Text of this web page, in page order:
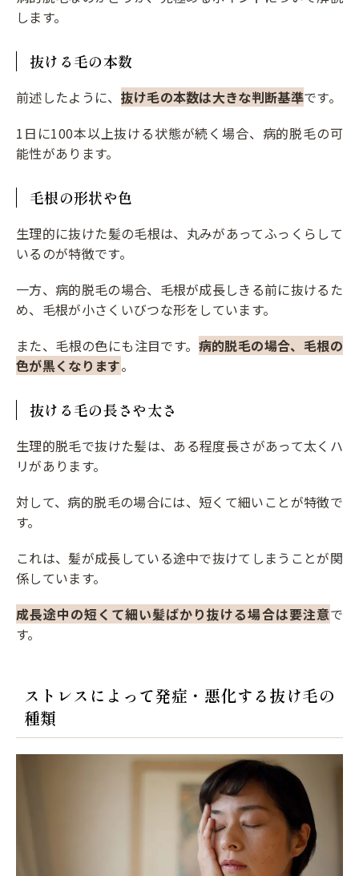
します。
抜ける毛の本数
前述したように、 抜け毛の本数は大きな判断基準です。
1日に100本以上抜ける状態が続く場合、病的脱毛の可
能性があります。
毛根の形状や色
生理的に抜けた髪の毛根は、丸みがあってふっくらして
いるのが特徴です。
一方、病的脱毛の場合、毛根が成長しきる前に抜けるた
め、毛根が小さくいびつな形をしています。
また、毛根の色にも注目です。 病的脱毛の場合、毛根の
色が黒くなります。
抜ける毛の長さや太さ
生理的脱毛で抜けた髪は、ある程度長さがあって太くハ
リがあります。
対して、病的脱毛の場合には、短くて細いことが特徴で
す。
これは、髪が成長している途中で抜けてしまうことが関
係しています。
成長途中の短くて細い髪ばかり抜ける場合は要注意で
す。
ストレスによって発症・悪化する抜け毛の
種類